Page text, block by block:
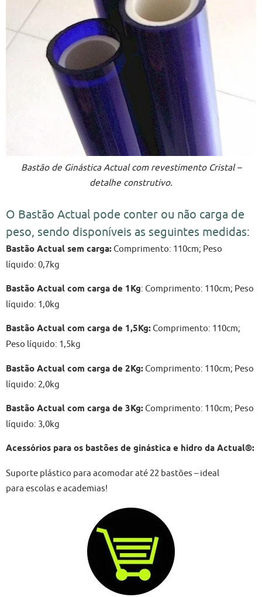
Bastão de Ginástica Actual com revestimento Cristal –
detalhe construtivo.
O Bastão Actual pode conter ou não carga de
peso, sendo disponíveis as seguintes medidas:
Bastão Actual sem carga: Comprimento: 110cm; Peso
líquido: 0,7kg
Bastão Actual com carga de 1Kg: Comprimento: 110cm; Peso
líquido: 1,0kg
Bastão Actual com carga de 1,5Kg: Comprimento: 110cm;
Peso líquido: 1,5kg
Bastão Actual com carga de 2Kg: Comprimento: 110cm; Peso
líquido: 2,0kg
Bastão Actual com carga de 3Kg: Comprimento: 110cm; Peso
líquido: 3,0kg
Acessórios para os bastões de ginástica e hidro da Actual®:
Suporte plástico para acomodar até 22 bastões – ideal
para escolas e academias!